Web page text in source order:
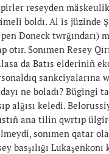
reseyden
boldı. Al is jüzinde
Doneck twrğındarı)
otır. Sonımen Resey
da Batıs elderiniñ
sankciyalarına
ne boladı? Bügingi
alğısı keledi.
ana tilin qwrtıp
sonımen qatar
basşılığı